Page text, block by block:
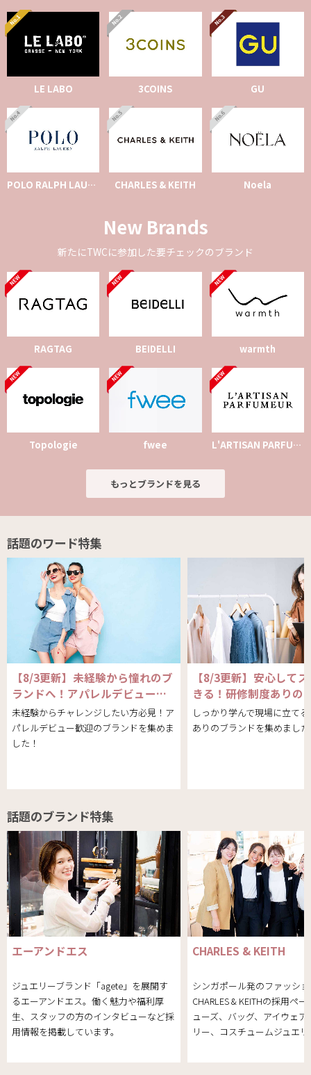
LE LABO 3COINS GU
POLO RALPH LAUREN CHARLES & KEITH Noela
New Brands
新たにTWCに参加した要チェックのブランド
RAGTAG BEIDELLI warmth
Topologie fwee L'ARTISAN PARFUMEUR
もっとブランドを見る
話題のワード特集
【8/3更新】未経験から憧れのブ
ランドへ！アパレルデビュー…
未経験からチャレンジしたい方必見！ア
パレルデビュー歓迎のブランドを集めま
した！
【8/3更新】安心して
きる！研修制度ありの
しっかり学んで現場に立て
ありのブランドを集めまし
話題のブランド特集
エーアンドエス
ジュエリーブランド「agete」を展開す
るエーアンドエス。働く魅力や福利厚
生、スタッフの方のインタビューなど採
用情報を掲載しています。
CHARLES & KEITH
シンガポール発のファッシ
CHARLES & KEITHの採用ペ
ューズ、バッグ、アイウェア
リー、コスチュームジュエ